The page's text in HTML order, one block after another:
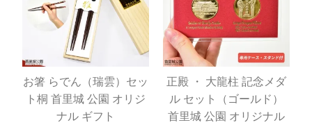
お箸 らでん（瑞雲）セッ
ト桐 首里城 公園 オリジ
ナル ギフト
正殿 ・ 大龍柱 記念メダ
ル セット（ゴールド）
首里城 公園 オリジナル